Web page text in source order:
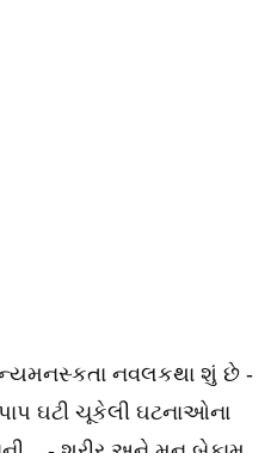
નવલકથા શું છે -
ઘટી ચૂકેલી ઘટનાઓના